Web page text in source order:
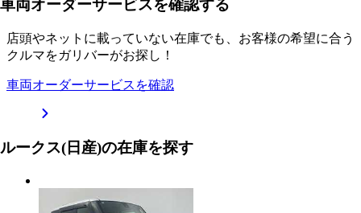
車両オーダーサービスを確認する
店頭やネットに載っていない在庫でも、お客様の希望に合う
クルマをガリバーがお探し！
車両オーダーサービスを確認
ルークス(日産)の在庫を探す